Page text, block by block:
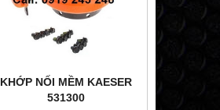
KHỚP NỐI MỀM KAESER
531300